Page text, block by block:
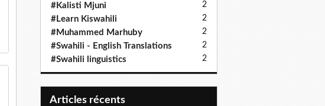
#Kalisti Mjuni 2
#Learn Kiswahili 2
#Muhammed Marhuby 2
#Swahili - English Translations 2
#Swahili linguistics 2
articles récents